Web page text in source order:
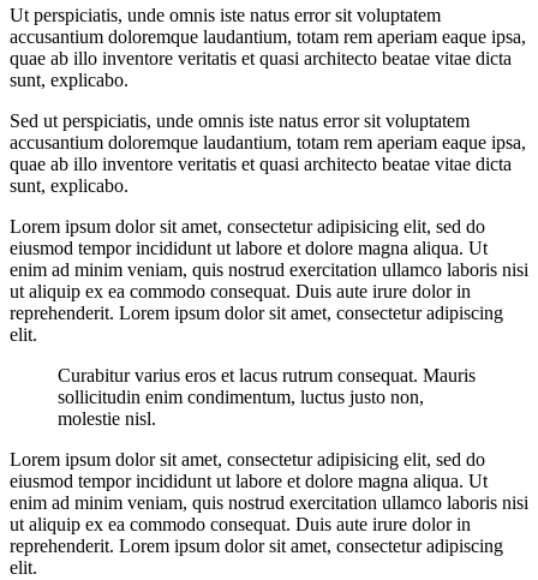
Ut perspiciatis, unde omnis iste natus error sit voluptatem
accusantium doloremque laudantium, totam rem aperiam eaque ipsa,
quae ab illo inventore veritatis et quasi architecto beatae vitae dicta
sunt, explicabo.
Sed ut perspiciatis, unde omnis iste natus error sit voluptatem
accusantium doloremque laudantium, totam rem aperiam eaque ipsa,
quae ab illo inventore veritatis et quasi architecto beatae vitae dicta
sunt, explicabo.
Lorem ipsum dolor sit amet, consectetur adipisicing elit, sed do
eiusmod tempor incididunt ut labore et dolore magna aliqua. Ut
enim ad minim veniam, quis nostrud exercitation ullamco laboris nisi
ut aliquip ex ea commodo consequat. Duis aute irure dolor in
reprehenderit. Lorem ipsum dolor sit amet, consectetur adipiscing
elit.
Curabitur varius eros et lacus rutrum consequat. Mauris
sollicitudin enim condimentum, luctus justo non,
molestie nisl.
Lorem ipsum dolor sit amet, consectetur adipisicing elit, sed do
eiusmod tempor incididunt ut labore et dolore magna aliqua. Ut
enim ad minim veniam, quis nostrud exercitation ullamco laboris nisi
ut aliquip ex ea commodo consequat. Duis aute irure dolor in
reprehenderit. Lorem ipsum dolor sit amet, consectetur adipiscing
elit.